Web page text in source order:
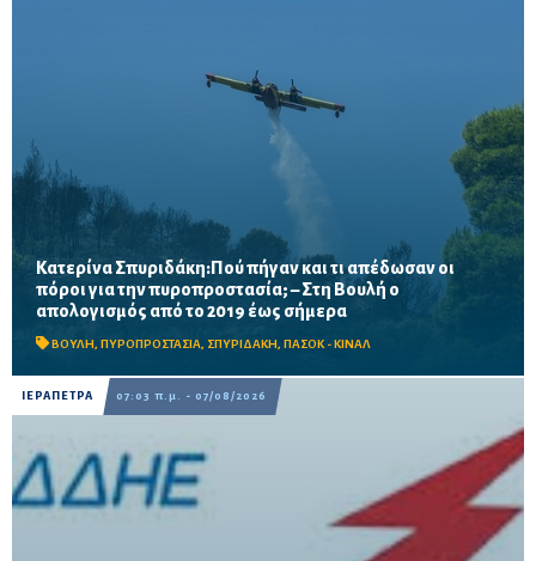
Κατερίνα Σπυριδάκη:Πού πήγαν και τι απέδωσαν οι
πόροι για την πυροπροστασία; – Στη Βουλή ο
απολογισμός από το 2019 έως σήμερα
ΒΟΥΛΗ, ΠΥΡΟΠΡΟΣΤΑΣΙΑ, ΣΠΥΡΙΔΑΚΗ, ΠΑΣΟΚ - ΚΙΝΑΛ
Το ΠΑΣΟΚ ζητά πλήρη απολογισμό των χρηματοδοτήσεων από
το 2019, στοιχεία για τα προγράμματα «ΑΙΓΙΣ» και AntiNero,
καθώς και απαντήσεις για προσωπικό, οχήματα, ε...
ΙΕΡΑΠΕΤΡΑ 07:03 π.μ. - 07/08/2026